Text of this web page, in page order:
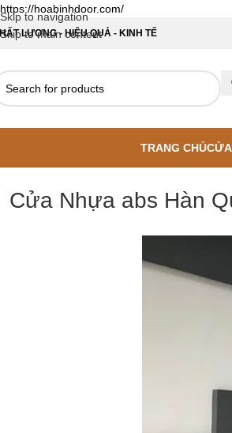
https://hoabinhdoor.com/
Skip to navigation
Skip to main content
LƯỢNG - HIỆU QUẢ - KINH TẾ
TRANG CHỦ
Cửa Nhựa abs Hàn